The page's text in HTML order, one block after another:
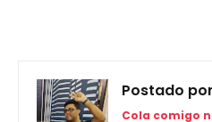
Postado por
Cola comigo